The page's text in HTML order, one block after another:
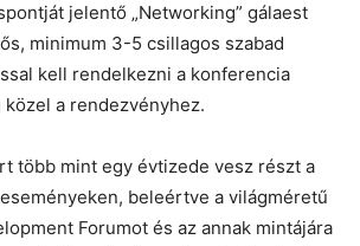
jelentő „Networking” gálaest
minimum 3-5 csillagos szabad
kell rendelkezni a konferencia
a rendezvényhez.
több mint egy évtizede vesz részt a
beleértve a világméretű
Forumot és az annak mintájára